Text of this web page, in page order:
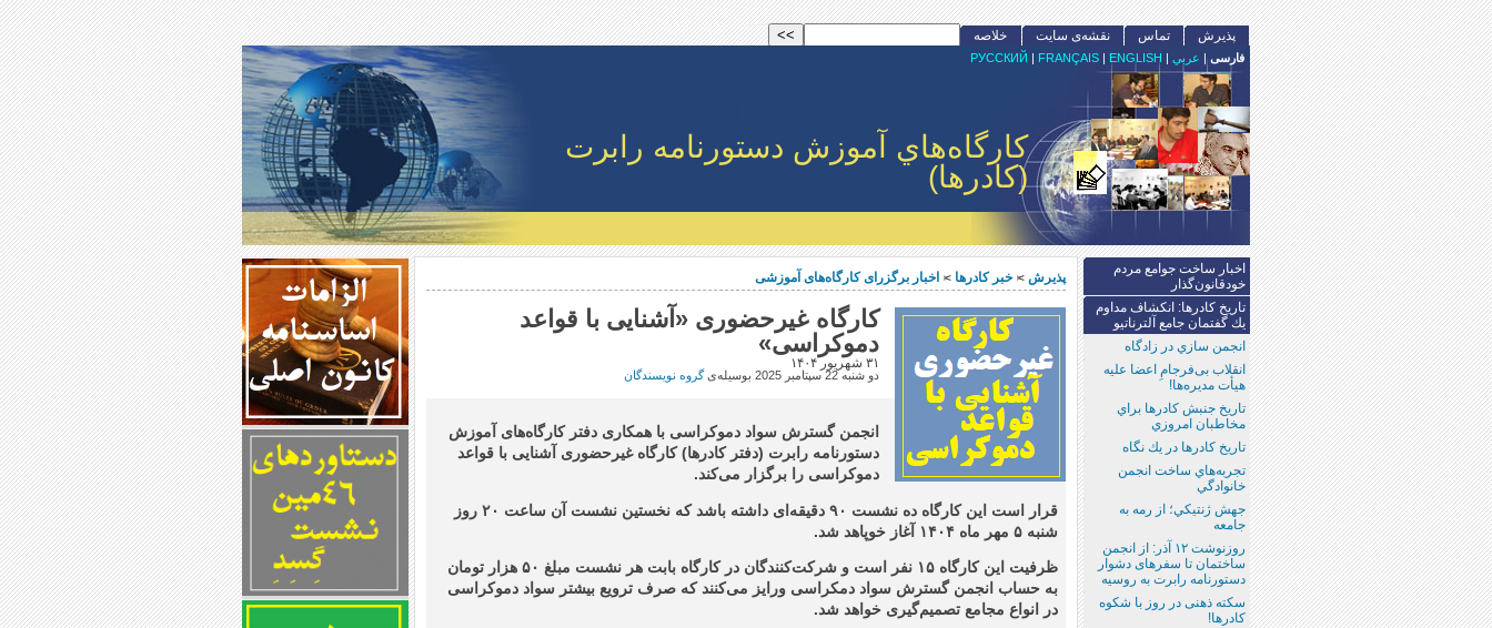
كارگاه‌هاي آموزش دستورنامه رابرت
(كادرها)
پذيرش > خبر كادرها > اخبار برگزرای کارگاه‌های آموزشی
کارگاه غیرحضوری «آشنایی با قواعد
دموکراسی»
۳۱ شهریور ۱۴۰۴
دو شنبه 22 سپتامبر 2025 بوسيله‌ىگروه نویسندگان
انجمن گسترش سواد دموکراسی با همکاری دفتر کارگاه‌های آموزش
دستورنامه رابرت (دفتر کادرها) کارگاه غیرحضوری آشنایی با قواعد
دموکراسی را برگزار می‌کند.
قرار است این کارگاه ده نشست ۹۰ دقیقه‌ای داشته باشد که نخستین نشست آن ساعت ۲۰ روز
شنبه ۵ مهر ماه ۱۴۰۴ آغاز خوپاهد شد.
ظرفیت این کارگاه ۱۵ نفر است و شرکت‌کنندگان در کارگاه بابت هر نشست مبلغ ۵۰ هزار تومان
به حساب انجمن گسترش سواد دمکراسی ورایز می‌کنند که صرف ترویع بیشتر سواد دموکراسی
در انواع مجامع تصمیم‌گیری خواهد شد.
پذيرش تماس نقشه‌ى سايت خلاصه
اخبار ساخت جوامع مردم
خودقانون‌‌گذار
تاريخ كادرها: انكشاف مداوم
يك گفتمان جامع آلترناتيو
انجمن سازي در زادگاه
انقلاب بی‌فرجامِ اعضا علیه
هیأت مدیره‌ها!
تاريخ جنبش كادرها براي
مخاطبان امروزي
تاريخ كادرها در يك نگاه
تجربه‌هاي ساخت انجمن
خانوادگي
جهش ژنتيكي؛‌ از رمه به
جامعه
روزنوشت ۱۲ آذر: از انجمن
ساختمان تا سفر‌های دشوار
دستورنامه رابرت به روسیه
سکته ذهنی در روز با شکوه
کادرها!
فارسى | عربي |
ENGLISH
|
FRANÇAIS
|
РУССКИЙ